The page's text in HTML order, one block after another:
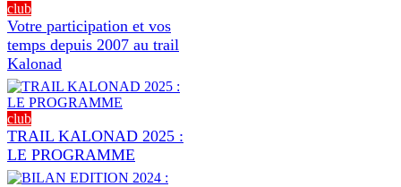
club
Votre participation et vos
temps depuis 2007 au trail
Kalonad
club
TRAIL KALONAD 2025 :
LE PROGRAMME